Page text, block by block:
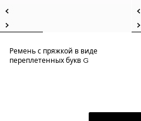
Ремень с пряжкой в виде
переплетенных букв G